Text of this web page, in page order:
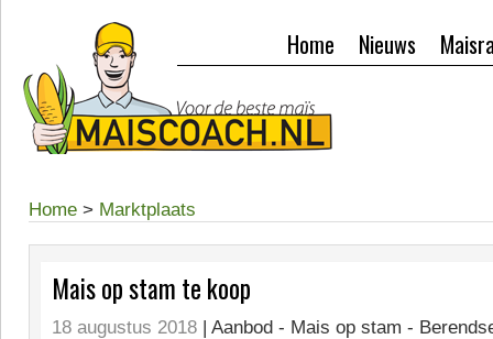
Nieuws
Home
Home > Marktplaats
Mais op stam te koop
18 augustus 2018 | Aanbod - Mais op stam -